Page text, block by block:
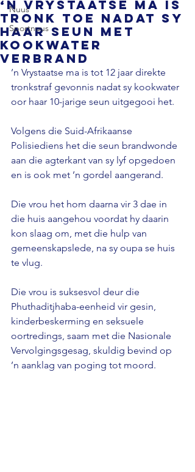
Nuus
Sportnuus
‘n Vrystaatse ma is
tronk toe nadat sy
haar seun met
kookwater
verbrand
’n Vrystaatse ma is tot 12 jaar direkte
tronkstraf gevonnis nadat sy kookwater
oor haar 10-jarige seun uitgegooi het.
Volgens die Suid-Afrikaanse
Polisiediens het die seun brandwonde
aan die agterkant van sy lyf opgedoen
en is ook met ’n gordel aangerand.
Die vrou het hom daarna vir 3 dae in
die huis aangehou voordat hy daarin
kon slaag om, met die hulp van
gemeenskapslede, na sy oupa se huis
te vlug.
Die vrou is suksesvol deur die
Phuthaditjhaba-eenheid vir gesin,
kinderbeskerming en seksuele
oortredings, saam met die Nasionale
Vervolgingsgesag, skuldig bevind op
’n aanklag van poging tot moord.